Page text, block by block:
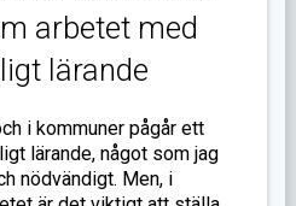
arbetet med
lärande
i kommuner pågår ett
lärande, något som jag
nödvändigt. Men, i